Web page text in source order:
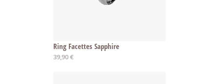
Ring Facettes Sapphire
39,90 €